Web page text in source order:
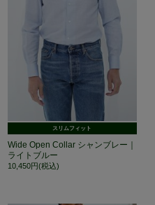
スリムフィット
Wide Open Collar シャンブレー｜
ライトブルー
10,450円(税込)